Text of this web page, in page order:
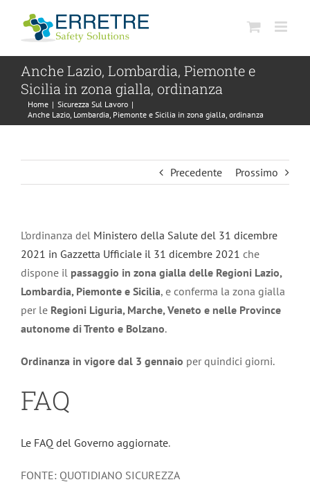
contenuto
Anche Lazio, Lombardia, Piemonte e
Sicilia in zona gialla, ordinanza
Home | Sicurezza Sul Lavoro |
Anche Lazio, Lombardia, Piemonte e Sicilia in zona gialla, ordinanza
Precedente Prossimo
L’ordinanza del Ministero della Salute del 31 dicembre
2021 in Gazzetta Ufficiale il 31 dicembre 2021 che
dispone il passaggio in zona gialla delle Regioni Lazio,
Lombardia, Piemonte e Sicilia, e conferma la zona gialla
per le Regioni Liguria, Marche, Veneto e nelle Province
autonome di Trento e Bolzano.
Ordinanza in vigore dal 3 gennaio per quindici giorni.
FAQ
Le FAQ del Governo aggiornate.
FONTE: QUOTIDIANO SICUREZZA